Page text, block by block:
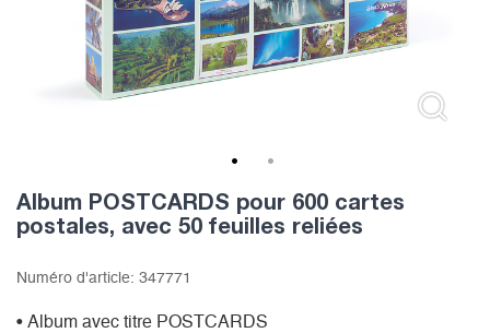
Album POSTCARDS pour 600 cartes
postales, avec 50 feuilles reliées
Numéro d'article: 347771
• Album avec titre POSTCARDS